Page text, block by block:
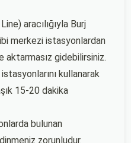
aracılığıyla Burj
merkezi istasyonlardan
aktarmasız gidebilirsiniz.
kullanarak
15-20 dakika
bulunan
zorunludur.